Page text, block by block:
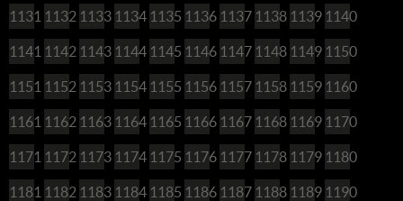
1131 1132 1133 1134 1135 1136 1137 1138 1139 1140
1141 1142 1143 1144 1145 1146 1147 1148 1149 1150
1151 1152 1153 1154 1155 1156 1157 1158 1159 1160
1161 1162 1163 1164 1165 1166 1167 1168 1169 1170
1171 1172 1173 1174 1175 1176 1177 1178 1179 1180
1181 1182 1183 1184 1185 1186 1187 1188 1189 1190